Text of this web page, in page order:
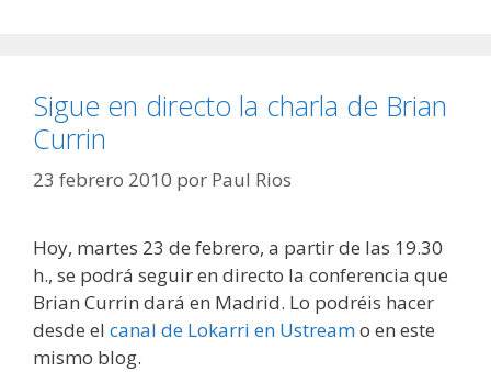
Sigue en directo la charla de Brian
Currin
23 febrero 2010 por Paul Rios
Hoy, martes 23 de febrero, a partir de las 19.30
h., se podrá seguir en directo la conferencia que
Brian Currin dará en Madrid. Lo podréis hacer
desde el canal de Lokarri en Ustreamo en este
mismo blog.